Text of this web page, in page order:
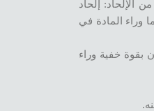
الإلحاد: إلحاد
وراء المادة في
بقوة خفية وراء